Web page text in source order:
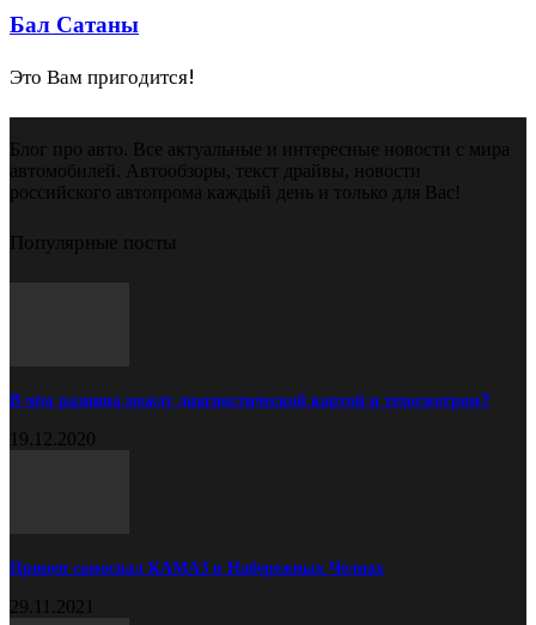
Бал Сатаны
Это Вам пригодится!
Блог про авто. Все актуальные и интересные новости с мира
автомобилей. Автообзоры, текст драйвы, новости
российского автопрома каждый день и только для Вас!
Популярные посты
В чём разница между диагностической картой и техосмотром?
19.12.2020
Прицеп самосвал КАМАЗ в Набережных Челнах
29.11.2021